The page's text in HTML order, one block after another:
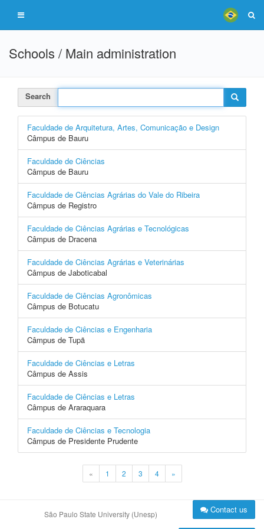
Schools / Main administration
Search
Faculdade de Arquitetura, Artes, Comunicação e Design
Câmpus de Bauru
Faculdade de Ciências
Câmpus de Bauru
Faculdade de Ciências Agrárias do Vale do Ribeira
Câmpus de Registro
Faculdade de Ciências Agrárias e Tecnológicas
Câmpus de Dracena
Faculdade de Ciências Agrárias e Veterinárias
Câmpus de Jaboticabal
Faculdade de Ciências Agronômicas
Câmpus de Botucatu
Faculdade de Ciências e Engenharia
Câmpus de Tupã
Faculdade de Ciências e Letras
Câmpus de Assis
Faculdade de Ciências e Letras
Câmpus de Araraquara
Faculdade de Ciências e Tecnologia
Câmpus de Presidente Prudente
« 1 2 3 4 »
São Paulo State University (Unesp) Contact us